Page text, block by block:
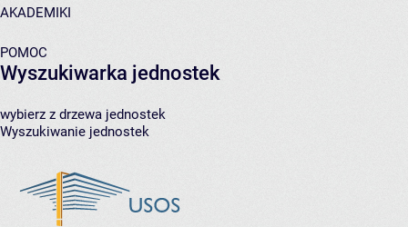
AKADEMIKI
POMOC
Wyszukiwarka jednostek
wybierz z drzewa jednostek
Wyszukiwanie jednostek